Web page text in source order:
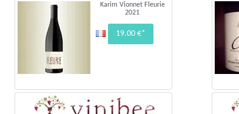
Karim Vionnet Fleurie
2021
19.00 €*